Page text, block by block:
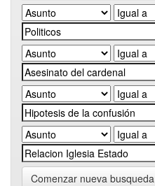
Comenzar nueva busqueda